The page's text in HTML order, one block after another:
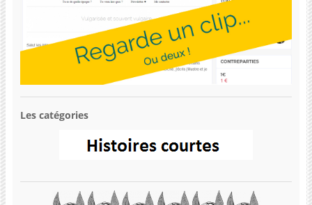
Les catégories